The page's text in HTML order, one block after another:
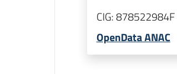
CIG:878522984F
OpenData ANAC